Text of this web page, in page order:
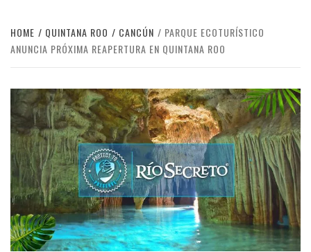
HOME QUINTANA ROO CANCÚN
PARQUE ECOTURÍSTICO
ANUNCIA PRÓXIMA REAPERTURA EN QUINTANA ROO